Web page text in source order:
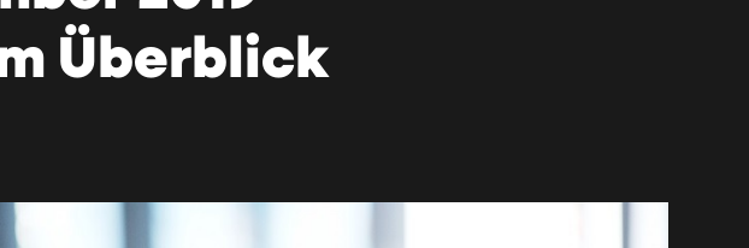
Überblick